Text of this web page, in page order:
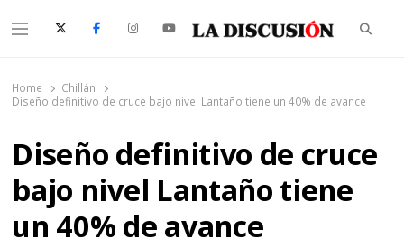
Menu
Home
Chillán
Diseño definitivo de cruce bajo nivel Lantaño tiene un 40% de avance
Diseño definitivo de cruce
bajo nivel Lantaño tiene
un 40% de avance